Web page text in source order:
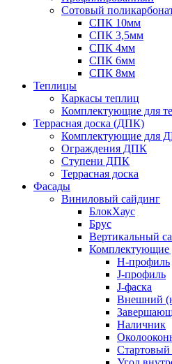
Сотовый
СПК 10мм
СПК 3,5мм
СПК 4мм
СПК 6мм
СПК 8мм
Теплицы
Каркасы теплиц
Комплектующие для
Террасная доска (ДПК)
Комплектующие для
Ограждения ДПК
Ступени ДПК
Террасная доска
Фасады
Виниловый сайдинг
БлокХаус
Брус
Вертикальный
Комплектующие
H-профиль
J-профиль
J-фаска
Внешний
Наличник